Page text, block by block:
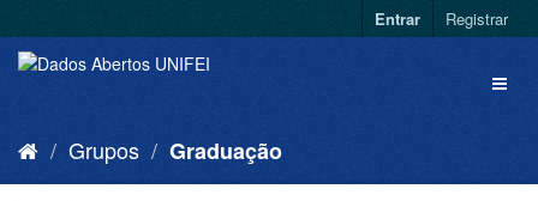
Entrar Registrar
Grupos Graduação